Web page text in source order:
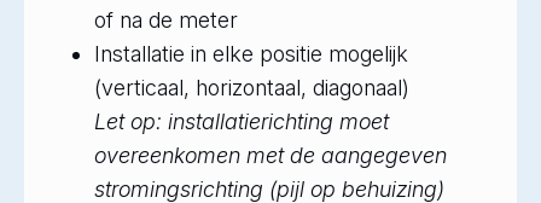
of na de meter
Installatie in elke positie mogelijk
(verticaal, horizontaal, diagonaal)
Let op: installatierichting moet
overeenkomen met de aangegeven
stromingsrichting (pijl op behuizing)